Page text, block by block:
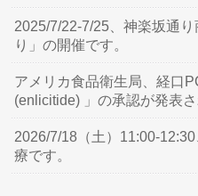
2025/7/22-7/25、神楽坂通
り」の開催です。
アメリカ食品衛生局、経口
(enlicitide) 」の承認が発表さ
2026/7/18（土）11:00-
療です。